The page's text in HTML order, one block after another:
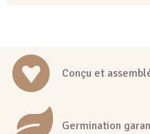
Conçu et
Germination